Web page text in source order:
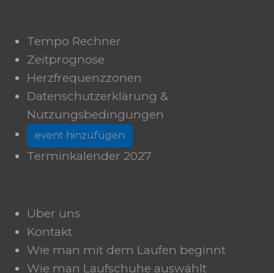
Tempo Rechner
Zeitprognose
Herzfrequenzzonen
Datenschutzerklärung &
Nutzungsbedingungen
event hinzufügen
Terminkalender 2027
Über uns
Kontakt
Wie man mit dem Laufen beginnt
Wie man Laufschuhe auswählt